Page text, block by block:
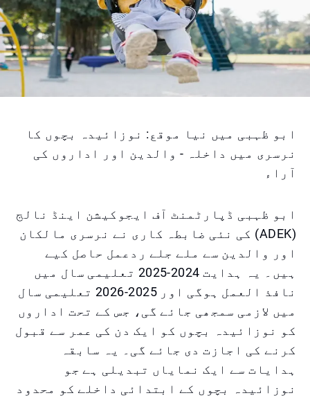
ابو ظہبی میں نیا موقع: نوزائیدہ بچوں کا
نرسری میں داخلہ - والدین اور اداروں کی
آراء
ابو ظہبی ڈپارٹمنٹ آف ایجوکیشن اینڈ نالج
(ADEK) کی نئی ضابطہ کاری نے نرسری مالکان
اور والدین سے ملے جلے ردعمل حاصل کیے
ہیں۔ یہ ہدایت 2024-2025 تعلیمی سال میں
نافذ العمل ہوگی اور 2025-2026 تعلیمی سال
میں لازمی سمجھی جائے گی، جس کے تحت اداروں
کو نوزائیدہ بچوں کو ایک دن کی عمر سے قبول
کرنے کی اجازت دی جائے گی۔ یہ سابقہ
ہدایات سے ایک نمایاں تبدیلی ہے جو
نوزائیدہ بچوں کے ابتدائی داخلے کو محدود